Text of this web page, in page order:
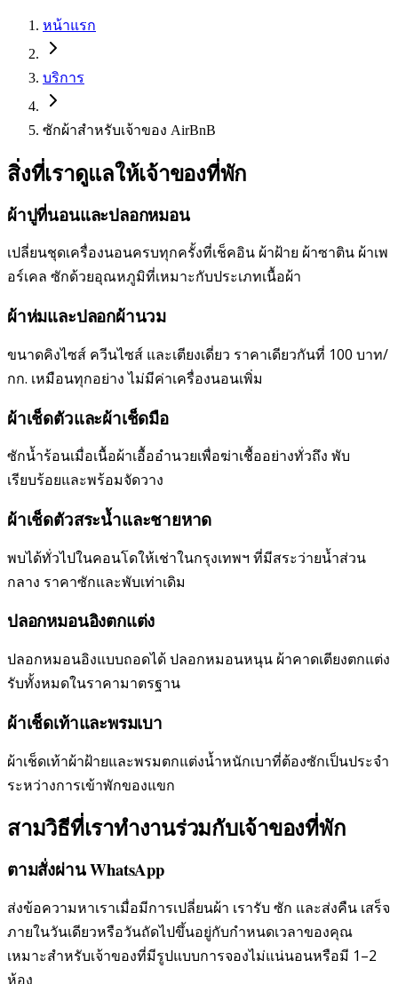
หน้าแรก
บริการ
ซักผ้าสำหรับเจ้าของ AirBnB
สิ่งที่เราดูแลให้เจ้าของที่พัก
ผ้าปูที่นอนและปลอกหมอน
เปลี่ยนชุดเครื่องนอนครบทุกครั้งที่เช็คอิน ผ้าฝ้าย ผ้าซาติน ผ้าเพ
อร์เคล ซักด้วยอุณหภูมิที่เหมาะกับประเภทเนื้อผ้า
ผ้าห่มและปลอกผ้านวม
ขนาดคิงไซส์ ควีนไซส์ และเตียงเดี่ยว ราคาเดียวกันที่ 100 บาท/
กก. เหมือนทุกอย่าง ไม่มีค่าเครื่องนอนเพิ่ม
ผ้าเช็ดตัวและผ้าเช็ดมือ
ซักน้ำร้อนเมื่อเนื้อผ้าเอื้ออำนวยเพื่อฆ่าเชื้ออย่างทั่วถึง พับ
เรียบร้อยและพร้อมจัดวาง
ผ้าเช็ดตัวสระน้ำและชายหาด
พบได้ทั่วไปในคอนโดให้เช่าในกรุงเทพฯ ที่มีสระว่ายน้ำส่วน
กลาง ราคาซักและพับเท่าเดิม
ปลอกหมอนอิงตกแต่ง
ปลอกหมอนอิงแบบถอดได้ ปลอกหมอนหนุน ผ้าคาดเตียงตกแต่ง
รับทั้งหมดในราคามาตรฐาน
ผ้าเช็ดเท้าและพรมเบา
ผ้าเช็ดเท้าผ้าฝ้ายและพรมตกแต่งน้ำหนักเบาที่ต้องซักเป็นประจำ
ระหว่างการเข้าพักของแขก
สามวิธีที่เราทำงานร่วมกับเจ้าของที่พัก
ตามสั่งผ่าน WhatsApp
ส่งข้อความหาเราเมื่อมีการเปลี่ยนผ้า เรารับ ซัก และส่งคืน เสร็จ
ภายในวันเดียวหรือวันถัดไปขึ้นอยู่กับกำหนดเวลาของคุณ
เหมาะสำหรับเจ้าของที่มีรูปแบบการจองไม่แน่นอนหรือมี 1–2
ห้อง